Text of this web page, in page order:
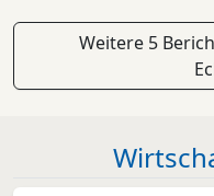
Weitere 5